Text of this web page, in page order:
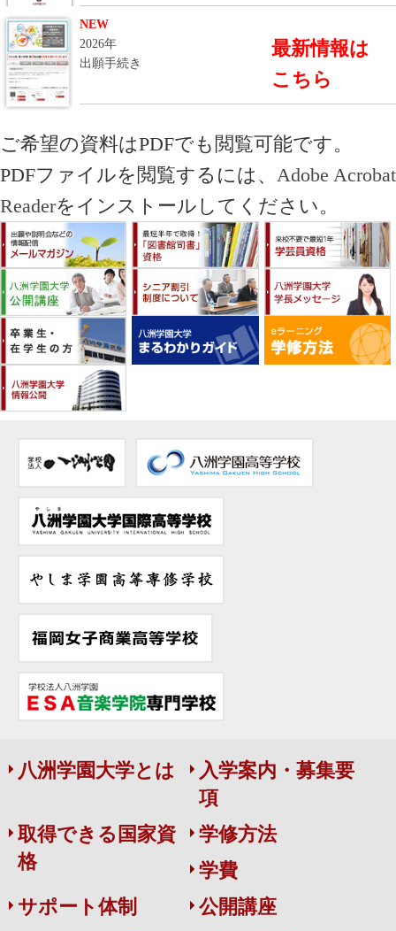
NEW
2026年
出願手続き
最新情報は
こちら
ご希望の資料はPDFでも閲覧可能です。
PDFファイルを閲覧するには、 Adobe Acrobat
Readerをインストールしてください。
八洲学園大学とは
入学案内・募集要
項
取得できる国家資
格
学修方法
学費
サポート体制
公開講座